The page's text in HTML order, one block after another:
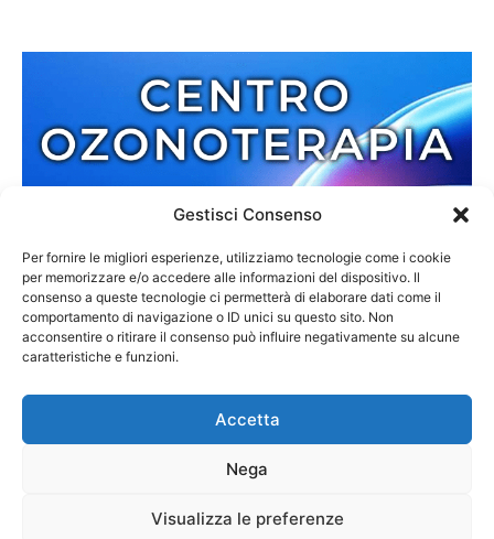
Gestisci Consenso
Per fornire le migliori esperienze, utilizziamo tecnologie come i cookie
per memorizzare e/o accedere alle informazioni del dispositivo. Il
consenso a queste tecnologie ci permetterà di elaborare dati come il
comportamento di navigazione o ID unici su questo sito. Non
acconsentire o ritirare il consenso può influire negativamente su alcune
caratteristiche e funzioni.
Accetta
Nega
Visualizza le preferenze
Contatti Cookie Policy Privacy Policy